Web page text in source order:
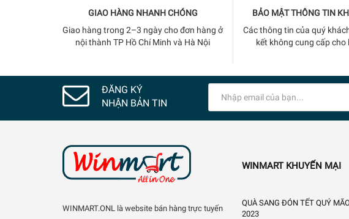
GIAO HÀNG NHANH CHÓNG
Giao hàng trong 2–3 ngày cho đơn hàng ở
nội thành TP Hồ Chí Minh và Hà Nội
BẢO MẬT THÔNG TIN
Các thông tin của quý
kết không cung cấp cho
ĐĂNG KÝ
NHẬN BẢN TIN
WINMART.ONL là website bán hàng trực tuyến
WINMART KHUYẾN MẠI
QUÀ SANG ĐÓN TẾT QUÝ
2023